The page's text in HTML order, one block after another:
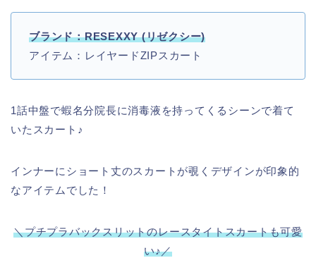
ブランド：RESEXXY (リゼクシー)
アイテム：レイヤードZIPスカート
1話中盤で蝦名分院長に消毒液を持ってくるシーンで着て
いたスカート♪
インナーにショート丈のスカートが覗くデザインが印象的
なアイテムでした！
＼プチプラバックスリットのレースタイトスカートも可愛
い♪／